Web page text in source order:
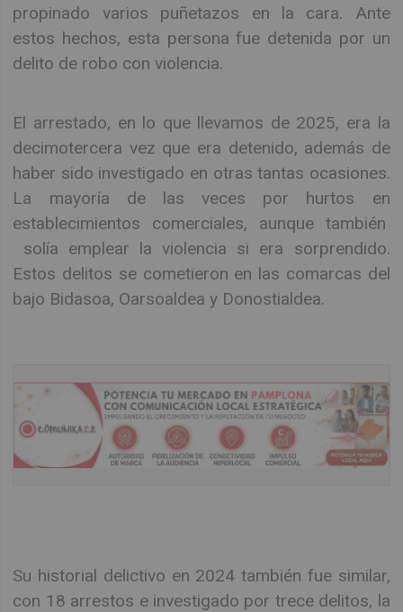
propinado varios puñetazos en la cara. Ante
estos hechos, esta persona fue detenida por un
delito de robo con violencia.
El arrestado, en lo que llevamos de 2025, era la
decimotercera vez que era detenido, además de
haber sido investigado en otras tantas ocasiones.
La mayoría de las veces por hurtos en
establecimientos comerciales, aunque también
solía emplear la violencia si era sorprendido.
Estos delitos se cometieron en las comarcas del
bajo Bidasoa, Oarsoaldea y Donostialdea.
Su historial delictivo en 2024 también fue similar,
con 18 arrestos e investigado por trece delitos, la